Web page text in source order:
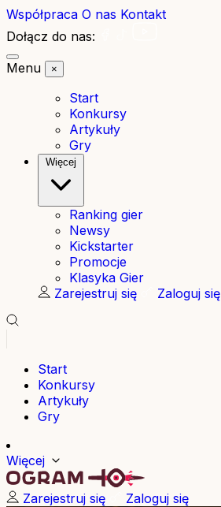
Współpraca O nas Kontakt
Dołącz do nas:
Menu
×
Start
Konkursy
Artykuły
Gry
Więcej
Ranking gier
Newsy
Kickstarter
Promocje
Klasyka Gier
Zarejestruj się
Zaloguj się
Start
Konkursy
Artykuły
Gry
Więcej
Zarejestruj się Zaloguj się